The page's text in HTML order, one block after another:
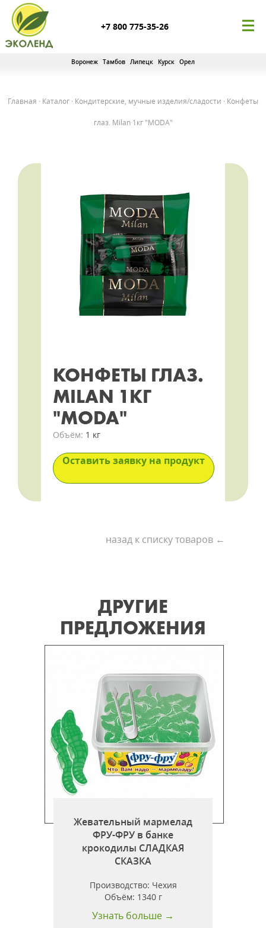
+7 800 775-35-26
Воронеж Тамбов Липецк Курск Орел
Главная · Каталог · Кондитерские, мучные изделия/сладости · Конфеты
глаз. Milan 1кг "MODA"
КОНФЕТЫ ГЛАЗ.
MILAN 1КГ
"MODA"
Объём: 1 кг
Оставить заявку на продукт
назад к списку товаров ←
ДРУГИЕ
ПРЕДЛОЖЕНИЯ
Жевательный мармелад
ФРУ-ФРУ в банке
крокодилы СЛАДКАЯ
СКАЗКА
Производство: Чехия
Объём: 1340 г
Узнать больше →